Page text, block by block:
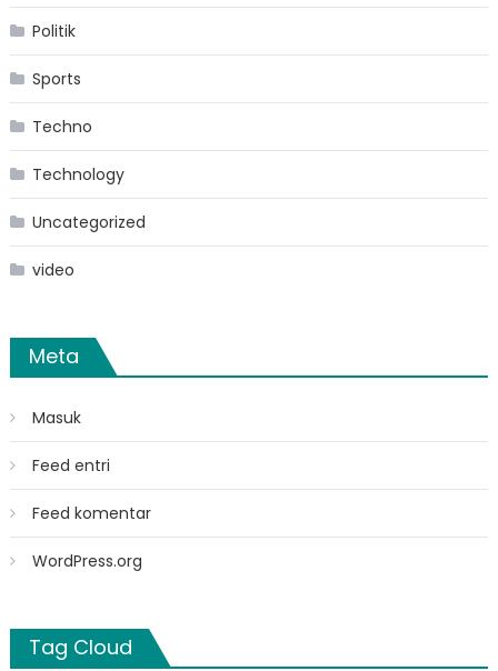
Politik
Sports
Techno
Technology
Uncategorized
video
Meta
Masuk
Feed entri
Feed komentar
WordPress.org
Tag Cloud